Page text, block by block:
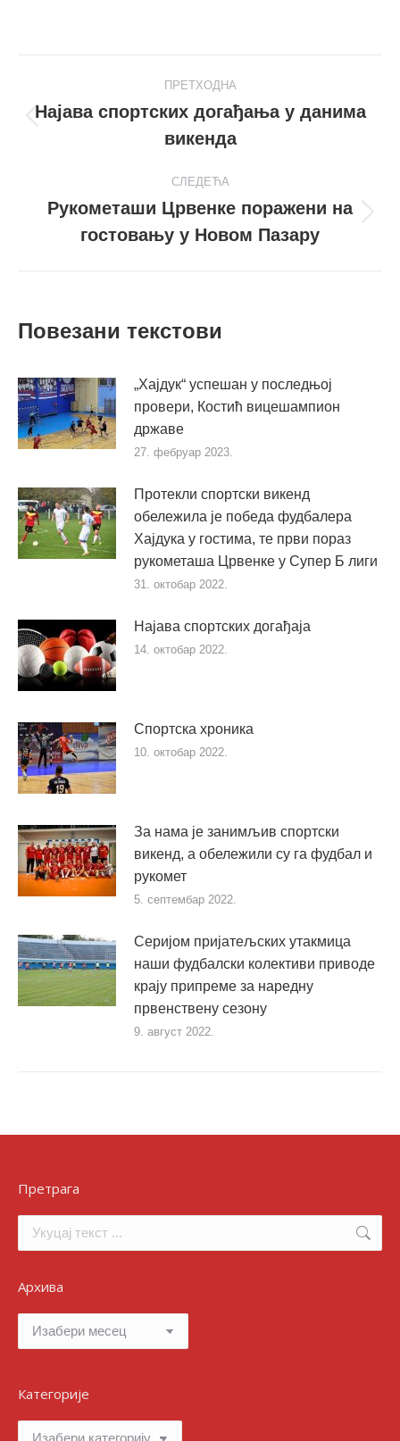
navigation
ПРЕТХОДНА
Претходни
пост
Најава спортских догађања у данима
викенда
СЛЕДЕЋА
пост
Рукометаши Црвенке поражени на
гостовању у Новом Пазару
Повезани текстови
„Хајдук“ успешан у последњој
провери, Костић вицешампион
државе
27. фебруар 2023.
Протекли спортски викенд
обележила је победа фудбалера
Хајдука у гостима, те први пораз
рукометаша Црвенке у Супер Б лиги
31. октобар 2022.
Најава спортских догађаја
14. октобар 2022.
Спортска хроника
10. октобар 2022.
За нама је занимљив спортски
викенд, а обележили су га фудбал и
рукомет
5. септембар 2022.
Серијом пријатељских утакмица
наши фудбалски колективи приводе
крају припреме за наредну
првенствену сезону
9. август 2022.
Претрага
Архива
Категорије